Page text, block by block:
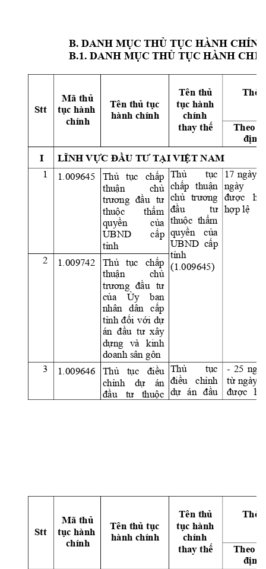
B. DANH MỤC THỦ TỤC HÀNH CHÍNH
B.1. DANH MỤC THỦ TỤC HÀNH CHÍ
Stt
Mã thủ
tục hành
chính
Tên thủ tục
hành chính
Tên thủ
tục hành
chính
thay thế
Thờ
Theo
định
I
LĨNH VỰC ĐẦU TƯ TẠI VIỆT NAM
1
1.009645 Thủ tục
chấp
thuận
chủ
trương đầu tư
thuộc
thẩm
quyền
của
UBND
cấp
tỉnh
Thủ
tục
chấp
thuận
chủ trương
đầu
tư
thuộc  thẩm
quyền
của
UBND  cấp
tỉnh
(1.009645)
17 ngày
ngày
được h
hợp lệ
2 1.009742 Thủ tục
chấp
thuận
chủ
trương đầu tư
của
Ủy
ban
nhân
dân
cấp
tỉnh đối với dự
án  đầu  tư  xây
dựng và
kinh
doanh sân gôn
3
1.009646 Thủ tục
điều
chỉnh
dự
án
đầu
tư thuộc
Thủ
tục
điều
chỉnh
dự án đầu
- 25
từ ngày
được
Stt
Mã thủ
tục hành
chính
Tên thủ tục
hành chính
Tên thủ
tục hành
chính
thay thế
Thờ
Theo
định